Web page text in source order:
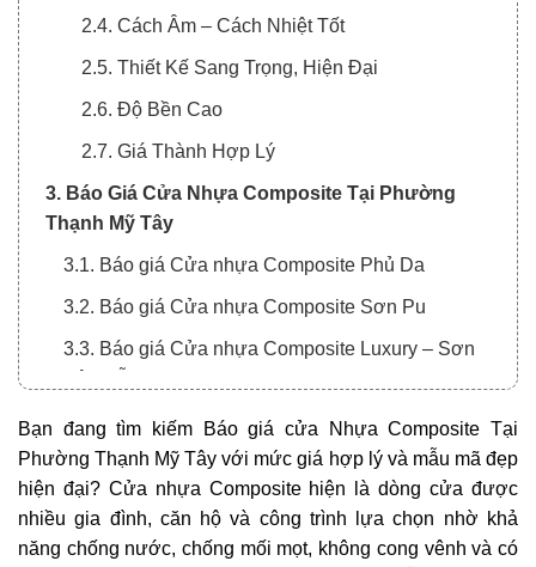
2.4. Cách Âm – Cách Nhiệt Tốt
2.5. Thiết Kế Sang Trọng, Hiện Đại
2.6. Độ Bền Cao
2.7. Giá Thành Hợp Lý
3. Báo Giá Cửa Nhựa Composite Tại Phường
Thạnh Mỹ Tây
3.1. Báo giá Cửa nhựa Composite Phủ Da
3.2. Báo giá Cửa nhựa Composite Sơn Pu
3.3. Báo giá Cửa nhựa Composite Luxury – Sơn
4. Ứng Dụng Của Cửa Nhựa Composite
4.1. Cửa Phòng Ngủ
4.2. Cửa Nhà Vệ Sinh
4.3. Cửa Căn Hộ, Chung Cư
Bạn đang tìm kiếm Báo giá cửa Nhựa Composite Tại
Phường Thạnh Mỹ Tây với mức giá hợp lý và mẫu mã đẹp
hiện đại? Cửa nhựa Composite hiện là dòng cửa được
nhiều gia đình, căn hộ và công trình lựa chọn nhờ khả
năng chống nước, chống mối mọt, không cong vênh và có